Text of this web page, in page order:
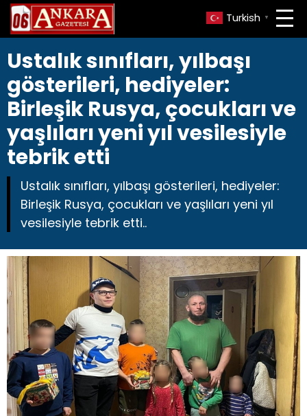
Turkish ▼
Ustalık sınıfları, yılbaşı
gösterileri, hediyeler:
Birleşik Rusya, çocukları ve
yaşlıları yeni yıl vesilesiyle
tebrik etti
Ustalık sınıfları, yılbaşı gösterileri, hediyeler:
Birleşik Rusya, çocukları ve yaşlıları yeni yıl
vesilesiyle tebrik etti..